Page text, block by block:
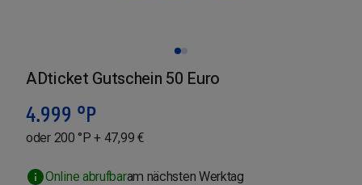
ADticket Gutschein 50 Euro
4.999 °P
oder 200 °P + 47,99 €
Online abrufbaram nächsten Werktag